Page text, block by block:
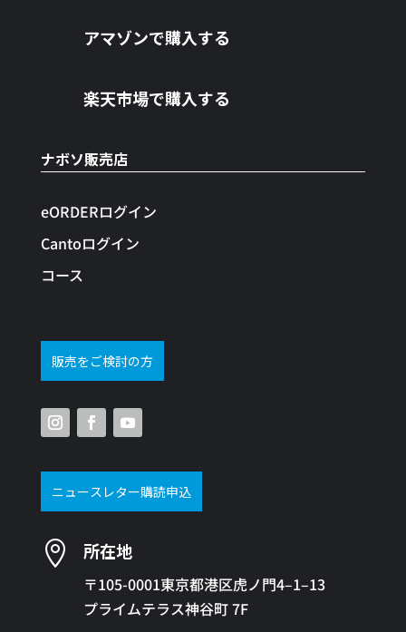
アマゾンで購入する
楽天市場で購入する
ナボソ販売店
eORDERログイン
Cantoログイン
コース
販売をご検討の方
ニュースレター購読申込
 所在地
〒105-0001東京都港区虎ノ門4–1–13
プライムテラス神谷町 7F